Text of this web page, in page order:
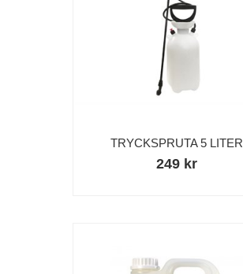
TRYCKSPRUTA 5 LITER
249 kr